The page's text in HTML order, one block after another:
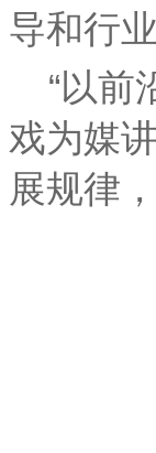
导和行
“以前
戏为媒
展规律